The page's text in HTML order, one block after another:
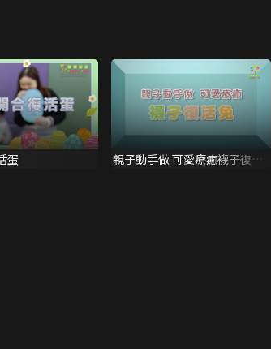
蛋
親子動手做 可愛療癒襪子復活